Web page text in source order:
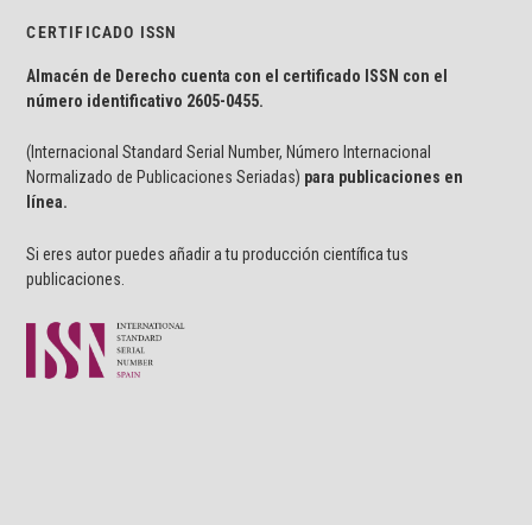
CERTIFICADO ISSN
Almacén de Derecho cuenta con el certificado ISSN con el
número identificativo 2605-0455.
(Internacional Standard Serial Number, Número Internacional
Normalizado de Publicaciones Seriadas) para publicaciones en
línea.
Si eres autor puedes añadir a tu producción científica tus
publicaciones.